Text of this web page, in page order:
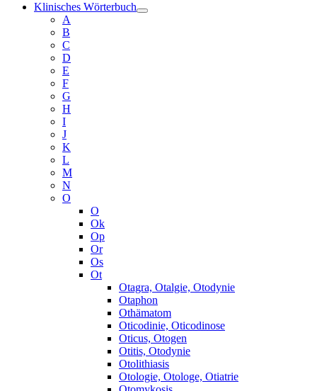
Klinisches Wörterbuch
A
B
C
D
E
F
G
H
I
J
K
L
M
N
O
O
Ok
Op
Or
Os
Ot
Otagra, Otalgie, Otodynie
Otaphon
Othämatom
Oticodinie, Oticodinose
Oticus, Otogen
Otitis, Otodynie
Otolithiasis
Otologie, Otologe, Otiatrie